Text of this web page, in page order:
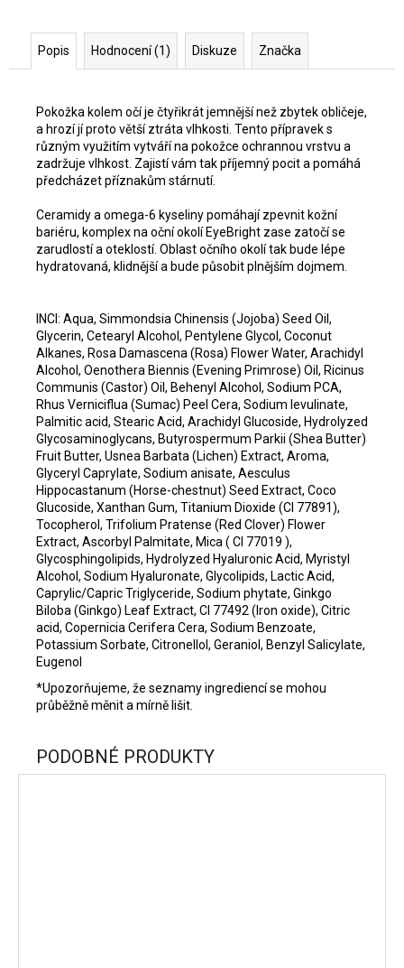
Popis Hodnocení (1) Diskuze Značka
Pokožka kolem očí je čtyřikrát jemnější než zbytek obličeje,
a hrozí jí proto větší ztráta vlhkosti. Tento přípravek s
různým využitím vytváří na pokožce ochrannou vrstvu a
zadržuje vlhkost. Zajistí vám tak příjemný pocit a pomáhá
předcházet příznakům stárnutí.
Ceramidy a omega-6 kyseliny pomáhají zpevnit kožní
bariéru, komplex na oční okolí EyeBright zase zatočí se
zarudlostí a oteklostí. Oblast očního okolí tak bude lépe
hydratovaná, klidnější a bude působit plnějším dojmem.
INCI: Aqua, Simmondsia Chinensis (Jojoba) Seed Oil,
Glycerin, Cetearyl Alcohol, Pentylene Glycol, Coconut
Alkanes, Rosa Damascena (Rosa) Flower Water, Arachidyl
Alcohol, Oenothera Biennis (Evening Primrose) Oil, Ricinus
Communis (Castor) Oil, Behenyl Alcohol, Sodium PCA,
Rhus Verniciflua (Sumac) Peel Cera, Sodium levulinate,
Palmitic acid, Stearic Acid, Arachidyl Glucoside, Hydrolyzed
Glycosaminoglycans, Butyrospermum Parkii (Shea Butter)
Fruit Butter, Usnea Barbata (Lichen) Extract, Aroma,
Glyceryl Caprylate, Sodium anisate, Aesculus
Hippocastanum (Horse-chestnut) Seed Extract, Coco
Glucoside, Xanthan Gum, Titanium Dioxide (CI 77891),
Tocopherol, Trifolium Pratense (Red Clover) Flower
Extract, Ascorbyl Palmitate, Mica ( CI 77019 ),
Glycosphingolipids, Hydrolyzed Hyaluronic Acid, Myristyl
Alcohol, Sodium Hyaluronate, Glycolipids, Lactic Acid,
Caprylic/Capric Triglyceride, Sodium phytate, Ginkgo
Biloba (Ginkgo) Leaf Extract, CI 77492 (Iron oxide), Citric
acid, Copernicia Cerifera Cera, Sodium Benzoate,
Potassium Sorbate, Citronellol, Geraniol, Benzyl Salicylate,
Eugenol
*Upozorňujeme, že seznamy ingrediencí se mohou
průběžně měnit a mírně lišit.
PODOBNÉ PRODUKTY